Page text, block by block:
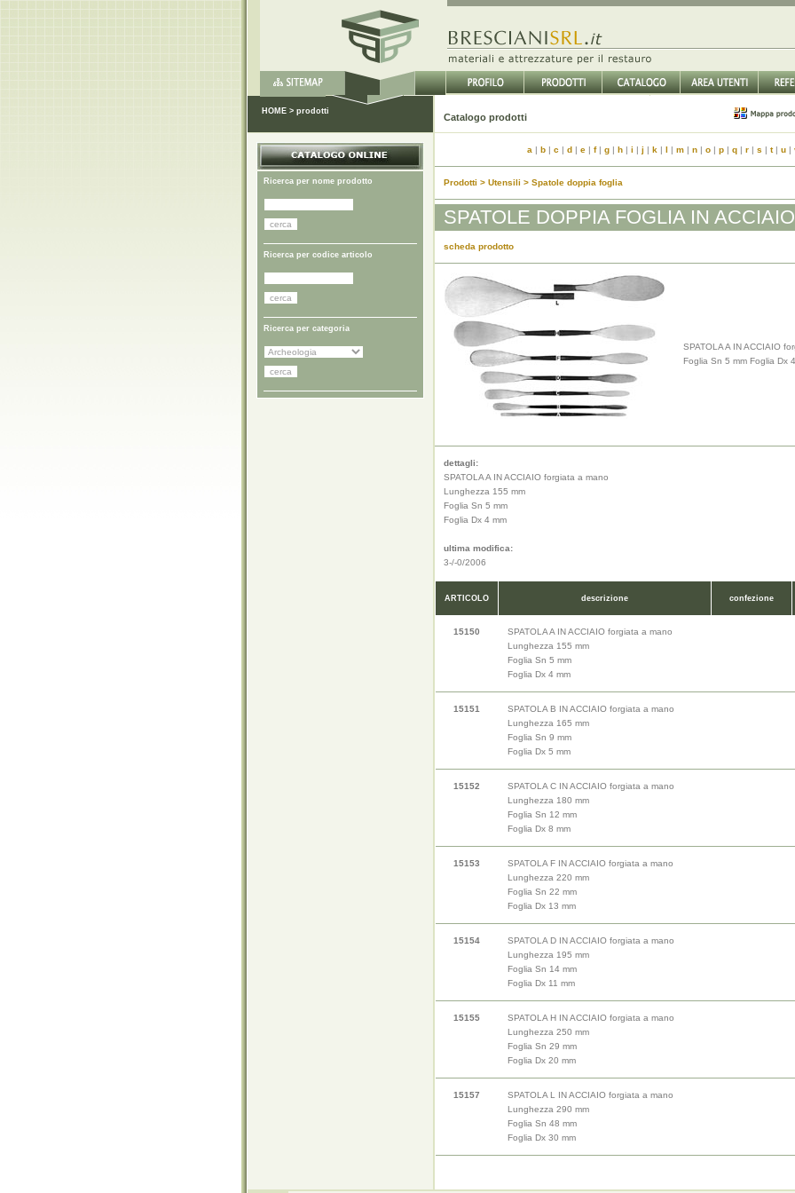
HOME > prodotti
Catalogo prodotti
Ricerca per nome prodotto
Ricerca per codice articolo
Ricerca per categoria
a | b| c | d| e| f| g| h| i | j | k| l | m| n| o| p| q| r| s | t| u|
Prodotti > Utensili > Spatole doppia foglia
SPATOLE DOPPIA FOGLIA IN ACCIAIO
scheda prodotto
SPATOLA A IN ACCIAIO
Foglia Sn 5 mm Foglia Dx
dettagli:
SPATOLA A IN ACCIAIO forgiata a mano
Lunghezza 155 mm
Foglia Sn 5 mm
Foglia Dx 4 mm
ultima modifica:
3-/-0/2006
ARTICOLO descrizione confezione
15150
SPATOLA A IN ACCIAIO forgiata a mano
Lunghezza 155 mm
Foglia Sn 5 mm
Foglia Dx 4 mm
15151
SPATOLA B IN ACCIAIO forgiata a mano
Lunghezza 165 mm
Foglia Sn 9 mm
Foglia Dx 5 mm
15152
SPATOLA C IN ACCIAIO forgiata a mano
Lunghezza 180 mm
Foglia Sn 12 mm
Foglia Dx 8 mm
15153
SPATOLA F IN ACCIAIO forgiata a mano
Lunghezza 220 mm
Foglia Sn 22 mm
Foglia Dx 13 mm
15154
SPATOLA D IN ACCIAIO forgiata a mano
Lunghezza 195 mm
Foglia Sn 14 mm
Foglia Dx 11 mm
15155
SPATOLA H IN ACCIAIO forgiata a mano
Lunghezza 250 mm
Foglia Sn 29 mm
Foglia Dx 20 mm
15157
SPATOLA L IN ACCIAIO forgiata a mano
Lunghezza 290 mm
Foglia Sn 48 mm
Foglia Dx 30 mm